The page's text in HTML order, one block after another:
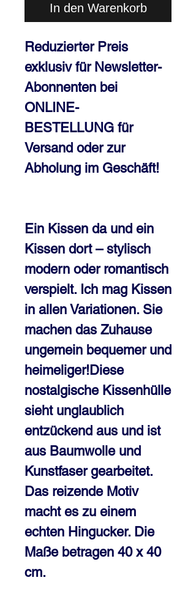
In den Warenkorb
Reduzierter Preis
exklusiv für Newsletter-
Abonnenten bei
ONLINE-
BESTELLUNG für
Versand oder zur
Abholung im Geschäft!
Ein Kissen da und ein
Kissen dort – stylisch
modern oder romantisch
verspielt. Ich mag Kissen
in allen Variationen. Sie
machen das Zuhause
ungemein bequemer und
heimeliger!Diese
nostalgische Kissenhülle
sieht unglaublich
entzückend aus und ist
aus Baumwolle und
Kunstfaser gearbeitet.
Das reizende Motiv
macht es zu einem
echten Hingucker. Die
Maße betragen 40 x 40
cm.